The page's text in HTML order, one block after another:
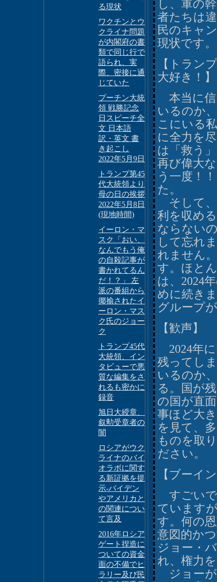
る現状
ワクチンとウ
クライナ問題
が内閣府の書
類で同じ行で
語られ、実
際、密接に通
じていた
プーチン大統
領 戦勝記念
日スピーチ全
文 日本語
訳・英文 書
き起こし
2022年5月9日
トランプ第45
代大統領より
母の日の挨拶
2022年5月8日
(現地時間)
イーロン・マ
スク「おい、
なんでもう俺
の自殺記事が
書かれてるん
だ！？」 左
派の番組から
揶揄されたイ
ーロン・マス
ク氏のジョー
ク
トランプ45代
大統領、イン
タビューで悪
質な編集をさ
れるも密かに
録音
旭日大綬章、
叙勲受章者の
闇
ロシアがウク
ライナのバイ
オラボに関す
る新証拠を提
示-バイデン
やアメリカと
の関連につい
て言及
2016年ロシア
ゲート捏造に
ついての資金
面の不備でヒ
ラリー及び民
し、軍の
者たちは
民のキャ
現状です
【トラン
大好き！】
本当に信
いるのか
こにいる
に全力を
は「救う
再び偉大
う一度！
た。
そして、
利を収め
ならない
して忘れ
れません
す。ほと
は、2024
めに続き
グループ
【歓声】
2024年
残ってし
いるのか
る。国が
の国が直
事ほど大
を見て、
ものを取
ださい。
【ブーイ
すごいで
ています
す。何の
意図的か
ジョー・
れ、権力
ジョーが